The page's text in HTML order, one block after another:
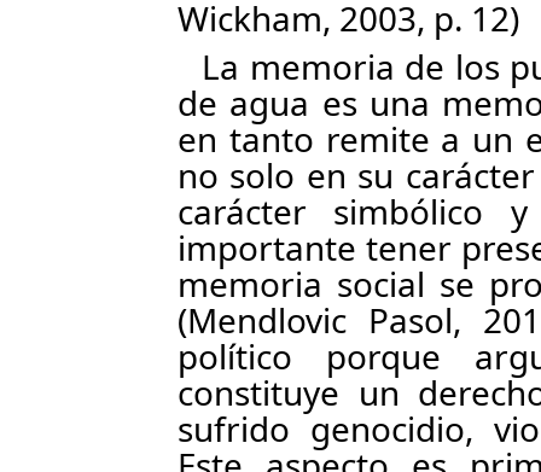
Wickham, 2003, p. 12)
La memoria de los
de agua es una
en tanto remite a un
no solo en su
carácter simbólico
importante tener
memoria social se
(Mendlovic Pasol,
político porque
constituye un
sufrido genocidio,